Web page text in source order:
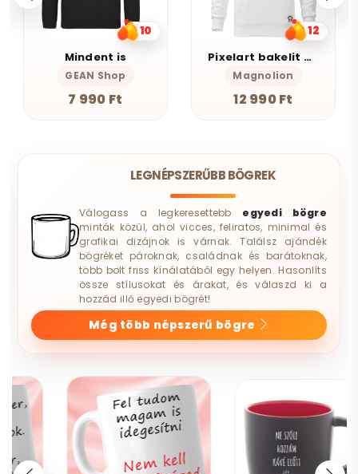
10
Mindent is
GEAN Shop
7 990 Ft
12
Pixelart bakelit az űrben v3
Magnolion
12 990 Ft
LEGNÉPSZERŰBB BÖGREK
Válogass a legkeresettebb egyedi bögre
minták közül, ahol vicces, feliratos, minimal és
grafikai dizájnok is várnak. Találsz ajándék
bögréket pároknak, családnak és barátoknak,
több bolt friss kínálatából egy helyen. Hasonlíts
össze stílusokat és árakat, és válaszd ki a
hozzád illő egyedi bögrét!
Még több népszerű bögre